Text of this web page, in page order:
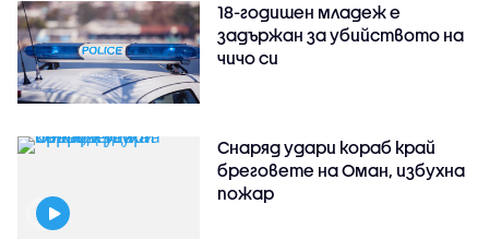
18-годишен младеж е
задържан за убийството на
чичо си
Снаряд удари кораб край
бреговете на Оман, избухна
пожар